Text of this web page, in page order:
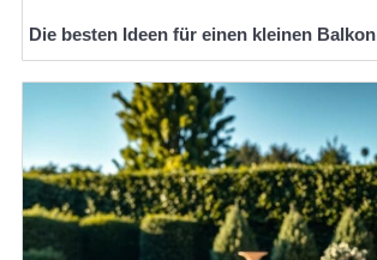
Die besten Ideen für einen kleinen Balkon